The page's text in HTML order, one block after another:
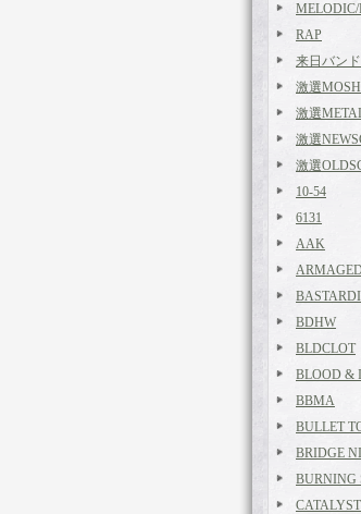
RAP
来日バン
激選
激選
激選
激選
10-54
6131
AAK
BDHW
BLDCLOT
BLOOD &
BBMA
BULLET
BRIDGE
BURNING
CATALYST